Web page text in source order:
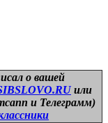
о вашей
или
и Телеграмм)